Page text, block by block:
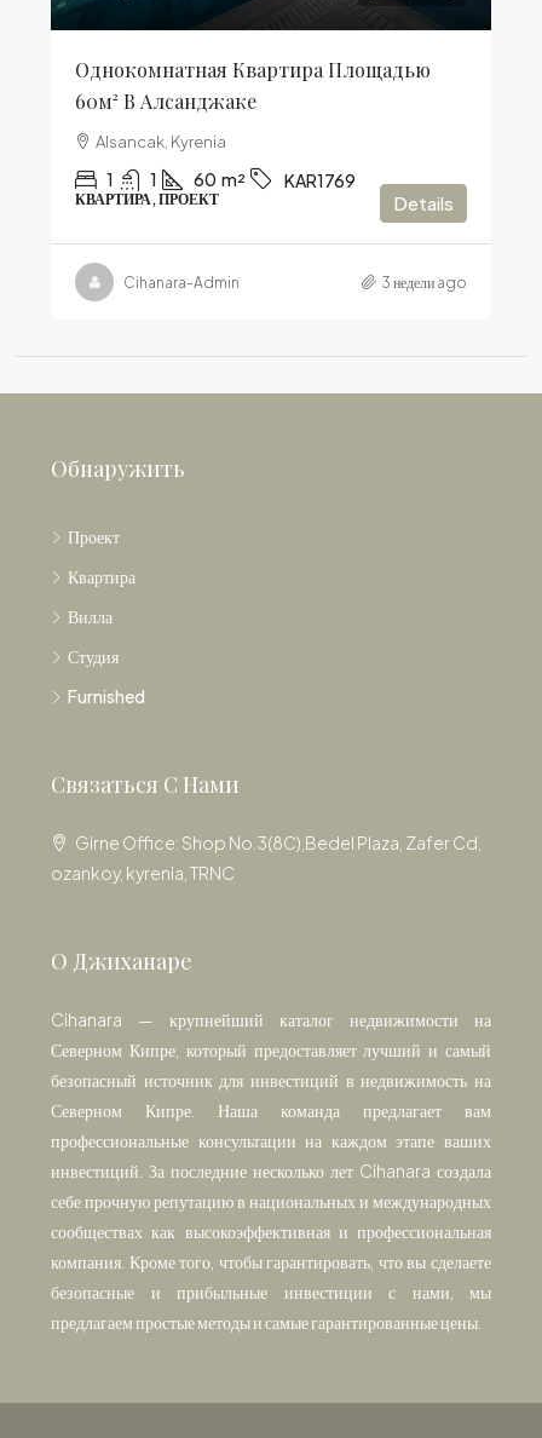
Однокомнатная Квартира Площадью
60м² В Алсанджаке
Alsancak, Kyrenia
1 1 60 m² KAR1769
КВАРТИРА, ПРОЕКТ Details
Cihanara-Admin 3 недели ago
Обнаружить
Проект
Квартира
Вилла
Студия
Furnished
Связаться С Нами
Girne Office: Shop No.3(8C),Bedel Plaza, Zafer Cd,
ozankoy, kyrenia, TRNC
О Джиханаре
Cihanara — крупнейший каталог недвижимости на
Северном Кипре, который предоставляет лучший и самый
безопасный источник для инвестиций в недвижимость на
Северном Кипре. Наша команда предлагает вам
профессиональные консультации на каждом этапе ваших
инвестиций. За последние несколько лет Cihanara создала
себе прочную репутацию в национальных и международных
сообществах как высокоэффективная и профессиональная
компания. Кроме того, чтобы гарантировать, что вы сделаете
безопасные и прибыльные инвестиции с нами, мы
предлагаем простые методы и самые гарантированные цены.